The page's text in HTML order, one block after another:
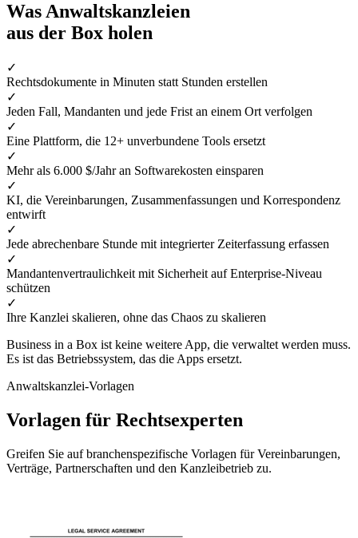
Was Anwaltskanzleien
aus der Box holen
✓
Rechtsdokumente in Minuten statt Stunden erstellen
✓
Jeden Fall, Mandanten und jede Frist an einem Ort verfolgen
✓
Eine Plattform, die 12+ unverbundene Tools ersetzt
✓
Mehr als 6.000 $/Jahr an Softwarekosten einsparen
✓
KI, die Vereinbarungen, Zusammenfassungen und Korrespondenz
entwirft
✓
Jede abrechenbare Stunde mit integrierter Zeiterfassung erfassen
✓
Mandantenvertraulichkeit mit Sicherheit auf Enterprise-Niveau
schützen
✓
Ihre Kanzlei skalieren, ohne das Chaos zu skalieren
Business in a Box ist keine weitere App, die verwaltet werden muss.
Es ist das Betriebssystem, das die Apps ersetzt.
Anwaltskanzlei-Vorlagen
Vorlagen für Rechtsexperten
Greifen Sie auf branchenspezifische Vorlagen für Vereinbarungen,
Verträge, Partnerschaften und den Kanzleibetrieb zu.